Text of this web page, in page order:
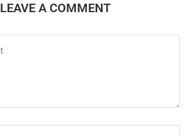
LEAVE A COMMENT